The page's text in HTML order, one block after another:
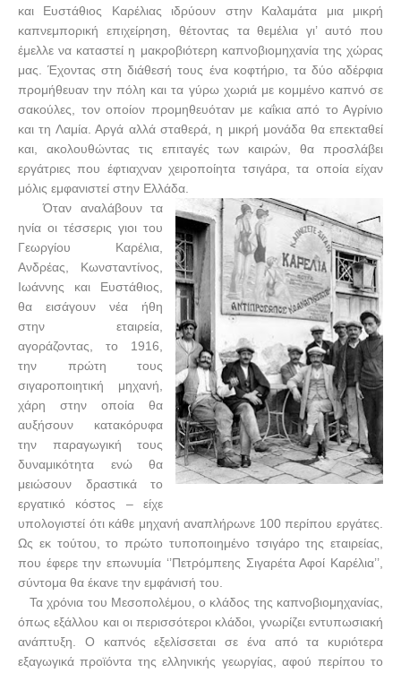
και Ευστάθιος Καρέλιας ιδρύουν στην Καλαμάτα μια μικρή
καπνεμπορική επιχείρηση, θέτοντας τα θεμέλια γι’ αυτό που
έμελλε να καταστεί η μακροβιότερη καπνοβιομηχανία της χώρας
μας. Έχοντας στη διάθεσή τους ένα κοφτήριο, τα δύο αδέρφια
προμήθευαν την πόλη και τα γύρω χωριά με κομμένο καπνό σε
σακούλες, τον οποίον προμηθευόταν με καΐκια από το Αγρίνιο
και τη Λαμία. Αργά αλλά σταθερά, η μικρή μονάδα θα επεκταθεί
και, ακολουθώντας τις επιταγές των καιρών, θα προσλάβει
εργάτριες που έφτιαχναν χειροποίητα τσιγάρα, τα οποία είχαν
μόλις εμφανιστεί στην Ελλάδα.
Όταν αναλάβουν τα
ηνία οι τέσσερις γιοι του
Γεωργίου Καρέλια,
Ανδρέας, Κωνσταντίνος,
Ιωάννης και Ευστάθιος,
θα εισάγουν νέα ήθη
στην εταιρεία,
αγοράζοντας, το 1916,
την πρώτη τους
σιγαροποιητική μηχανή,
χάρη στην οποία θα
αυξήσουν κατακόρυφα
την παραγωγική τους
δυναμικότητα ενώ θα
μειώσουν δραστικά το
εργατικό κόστος – είχε
υπολογιστεί ότι κάθε μηχανή αναπλήρωνε 100 περίπου εργάτες.
Ως εκ τούτου, το πρώτο τυποποιημένο τσιγάρο της εταιρείας,
που έφερε την επωνυμία ‘’Πετρόμπεης Σιγαρέτα Αφοί Καρέλια’’,
σύντομα θα έκανε την εμφάνισή του.
Τα χρόνια του Μεσοπολέμου, ο κλάδος της καπνοβιομηχανίας,
όπως εξάλλου και οι περισσότεροι κλάδοι, γνωρίζει εντυπωσιακή
ανάπτυξη. Ο καπνός εξελίσσεται σε ένα από τα κυριότερα
εξαγωγικά προϊόντα της ελληνικής γεωργίας, αφού περίπου το